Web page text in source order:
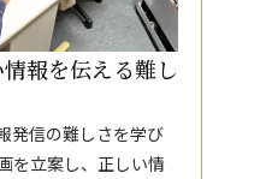
報を伝える難し
発信の難しさを学び
を立案し、正しい情